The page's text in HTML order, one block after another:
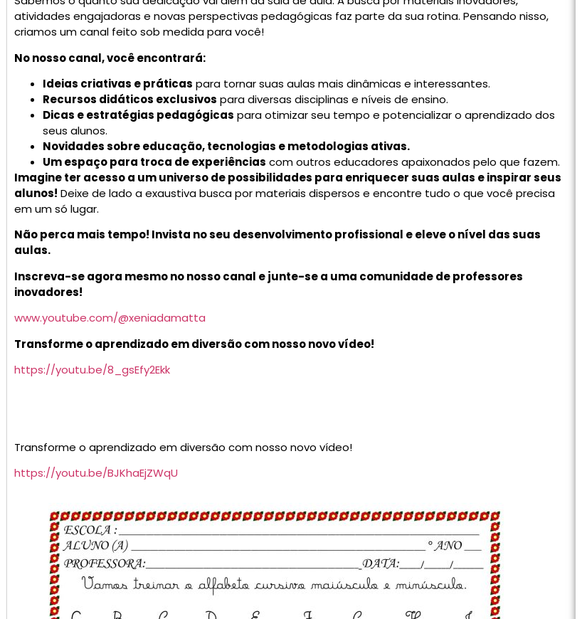
atividades engajadoras e novas perspectivas pedagógicas faz parte da sua rotina. Pensando nisso,
criamos um canal feito sob medida para você!
No nosso canal, você encontrará:
Ideias criativas e práticas para tornar suas aulas mais dinâmicas e interessantes.
Recursos didáticos exclusivos para diversas disciplinas e níveis de ensino.
Dicas e estratégias pedagógicas para otimizar seu tempo e potencializar o aprendizado dos
seus alunos.
Novidades sobre educação, tecnologias e metodologias ativas.
Um espaço para troca de experiências com outros educadores apaixonados pelo que fazem.
Imagine ter acesso a um universo de possibilidades para enriquecer suas aulas e inspirar seus
alunos! Deixe de lado a exaustiva busca por materiais dispersos e encontre tudo o que você precisa
em um só lugar.
Não perca mais tempo! Invista no seu desenvolvimento profissional e eleve o nível das suas
aulas.
Inscreva-se agora mesmo no nosso canal e junte-se a uma comunidade de professores
inovadores!
www.youtube.com/@xeniadamatta
Transforme o aprendizado em diversão com nosso novo vídeo!
https://youtu.be/8_gsEfy2Ekk
Transforme o aprendizado em diversão com nosso novo vídeo!
https://youtu.be/BJKhaEjZWqU